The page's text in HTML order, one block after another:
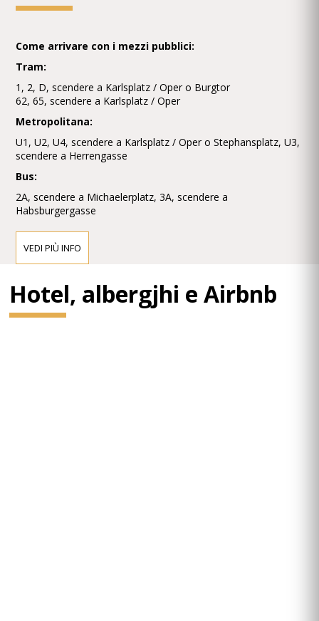
Come arrivare con i mezzi pubblici:
Tram:
1, 2, D, scendere a Karlsplatz / Oper o Burgtor
62, 65, scendere a Karlsplatz / Oper
Metropolitana:
U1, U2, U4, scendere a Karlsplatz / Oper o Stephansplatz, U3,
scendere a Herrengasse
Bus:
2A, scendere a Michaelerplatz, 3A, scendere a
Habsburgergasse
VEDI PIÙ INFO
Hotel, albergjhi e Airbnb